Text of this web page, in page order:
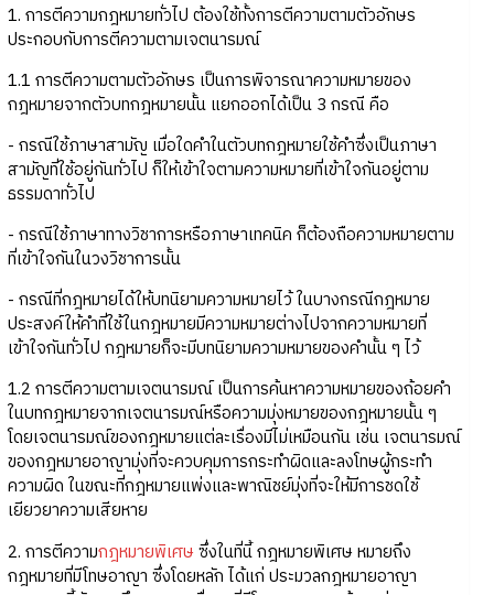
1. การตีความกฎหมายทั่วไป ต้องใช้ทั้งการตีความตามตัวอักษร
ประกอบกับการตีความตามเจตนารมณ์
1.1 การตีความตามตัวอักษร เป็นการพิจารณาความหมายของ
กฎหมายจากตัวบทกฎหมายนั้น แยกออกได้เป็น 3 กรณี คือ
- กรณีใช้ภาษาสามัญ เมื่อใดคำในตัวบทกฎหมายใช้คำซึ่งเป็นภาษา
สามัญที่ใช้อยู่กันทั่วไป ก็ให้เข้าใจตามความหมายที่เข้าใจกันอยู่ตาม
ธรรมดาทั่วไป
- กรณีใช้ภาษาทางวิชาการหรือภาษาเทคนิค ก็ต้องถือความหมายตาม
ที่เข้าใจกันในวงวิชาการนั้น
- กรณีที่กฎหมายได้ให้บทนิยามความหมายไว้ ในบางกรณีกฎหมาย
ประสงค์ให้คำที่ใช้ในกฎหมายมีความหมายต่างไปจากความหมายที่
เข้าใจกันทั่วไป กฎหมายก็จะมีบทนิยามความหมายของคำนั้น ๆ ไว้
1.2 การตีความตามเจตนารมณ์ เป็นการค้นหาความหมายของถ้อยคำ
ในบทกฎหมายจากเจตนารมณ์หรือความมุ่งหมายของกฎหมายนั้น ๆ
โดยเจตนารมณ์ของกฎหมายแต่ละเรื่องมีไม่เหมือนกัน เช่น เจตนารมณ์
ของกฎหมายอาญามุ่งที่จะควบคุมการกระทำผิดและลงโทษผู้กระทำ
ความผิด ในขณะที่กฎหมายแพ่งและพาณิชย์มุ่งที่จะให้มีการชดใช้
เยียวยาความเสียหาย
2. การตีความกฎหมายพิเศษซึ่งในที่นี้ กฎหมายพิเศษ หมายถึง
กฎหมายที่มีโทษอาญา ซึ่งโดยหลัก ได้แก่ ประมวลกฎหมายอาญา